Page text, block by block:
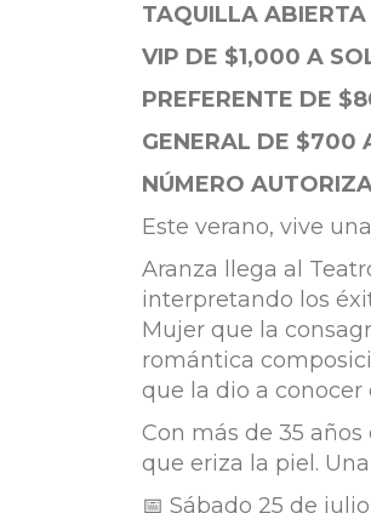
TAQUILLA ABIERTA
VIP DE $1,000 A
PREFERENTE DE
GENERAL DE $700
NÚMERO
Este verano, vive
Aranza llega al
interpretando los
Mujer que la
romántica
que la dio a
Con más de 35
que eriza la piel.
📅 Sábado 25 de